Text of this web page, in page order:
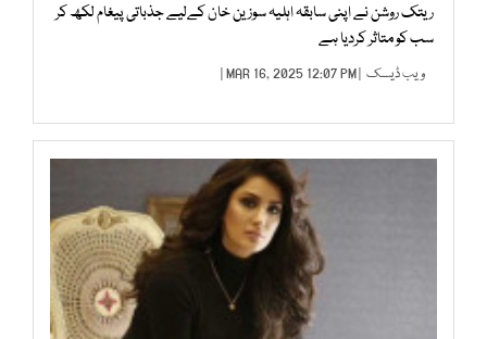
ریتک روشن نے اپنی سابقہ اہلیہ سوزین خان کےلیے جذباتی پیغام لکھ کر
سب کو متاثر کردیا ہے
ویب ڈیسک | MAR 16, 2025 12:07 PM |